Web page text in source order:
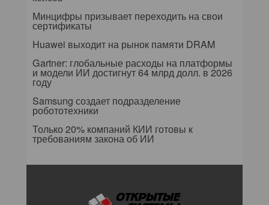
Минцифры призывает переходить на свои
сертификаты
Huawei выходит на рынок памяти DRAM
Gartner: глобальные расходы на платформы
и модели ИИ достигнут 64 млрд долл. в 2026
году
Samsung создает подразделение
робототехники
Только 20% компаний КИИ готовы к
требованиям закона об ИИ